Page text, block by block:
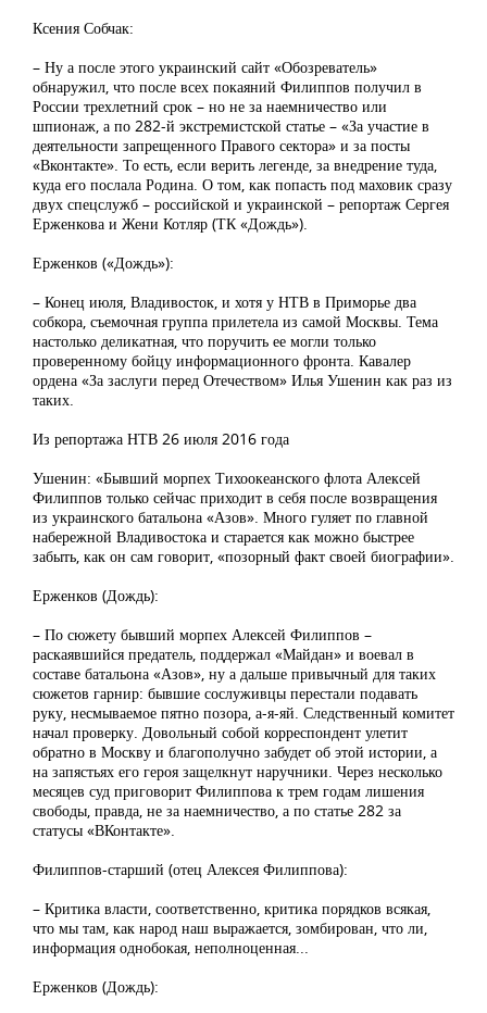
Ксения Собчак:
– Ну а после этого украинский сайт «Обозреватель»
обнаружил, что после всех покаяний Филиппов получил в
России трехлетний срок – но не за наемничество или
шпионаж, а по 282-й экстремистской статье – «За участие в
деятельности запрещенного Правого сектора» и за посты
«Вконтакте». То есть, если верить легенде, за внедрение туда,
куда его послала Родина. О том, как попасть под маховик сразу
двух спецслужб – российской и украинской – репортаж Сергея
Ерженкова и Жени Котляр (ТК «Дождь»).
Ерженков («Дождь»):
– Конец июля, Владивосток, и хотя у НТВ в Приморье два
собкора, съемочная группа прилетела из самой Москвы. Тема
настолько деликатная, что поручить ее могли только
проверенному бойцу информационного фронта. Кавалер
ордена «За заслуги перед Отечеством» Илья Ушенин как раз из
таких.
Из репортажа НТВ 26 июля 2016 года
Ушенин: «Бывший морпех Тихоокеанского флота Алексей
Филиппов только сейчас приходит в себя после возвращения
из украинского батальона «Азов». Много гуляет по главной
набережной Владивостока и старается как можно быстрее
забыть, как он сам говорит, «позорный факт своей биографии».
Ерженков (Дождь):
– По сюжету бывший морпех Алексей Филиппов –
раскаявшийся предатель, поддержал «Майдан» и воевал в
составе батальона «Азов», ну а дальше привычный для таких
сюжетов гарнир: бывшие сослуживцы перестали подавать
руку, несмываемое пятно позора, а-я-яй. Следственный комитет
начал проверку. Довольный собой корреспондент улетит
обратно в Москву и благополучно забудет об этой истории, а
на запястьях его героя защелкнут наручники. Через несколько
месяцев суд приговорит Филиппова к трем годам лишения
свободы, правда, не за наемничество, а по статье 282 за
статусы «ВКонтакте».
Филиппов-старший (отец Алексея Филиппова):
– Критика власти, соответственно, критика порядков всякая,
что мы там, как народ наш выражается, зомбирован, что ли,
информация однобокая, неполноценная...
Ерженков (Дождь):